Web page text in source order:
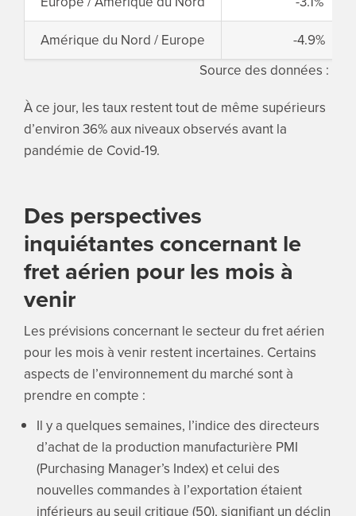
Source des données :
Amérique du Nord / Europe
-4.9%
À ce jour, les taux restent tout de même supérieurs
d’environ 36% aux niveaux observés avant la
pandémie de Covid-19.
Des perspectives
inquiétantes concernant le
fret aérien pour les mois à
venir
Les prévisions concernant le secteur du fret aérien
pour les mois à venir restent incertaines. Certains
aspects de l’environnement du marché sont à
prendre en compte :
Il y a quelques semaines, l’indice des directeurs
d’achat de la production manufacturière PMI
(Purchasing Manager’s Index) et celui des
nouvelles commandes à l’exportation étaient
inférieurs au seuil critique (50), signifiant un déclin